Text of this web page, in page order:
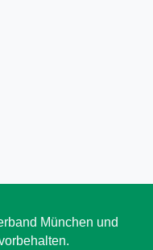
München und